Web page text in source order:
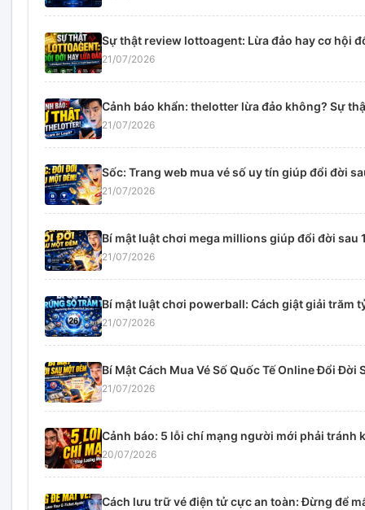
Sự thật review lottoagent: Lừa đảo hay cơ hội
21/07/2026
Cảnh báo khẩn: thelotter lừa đảo không? Sự
21/07/2026
Sốc: Trang web mua vé số uy tín giúp đổi đời
21/07/2026
Bí mật luật chơi mega millions giúp đổi đời sau
21/07/2026
Bí mật luật chơi powerball: Cách giật giải trăm
21/07/2026
Bí Mật Cách Mua Vé Số Quốc Tế Online Đổi Đời
21/07/2026
Cảnh báo: 5 lỗi chí mạng người mới phải tránh
20/07/2026
Cách lưu trữ vé điện tử cực an toàn: Đừng để